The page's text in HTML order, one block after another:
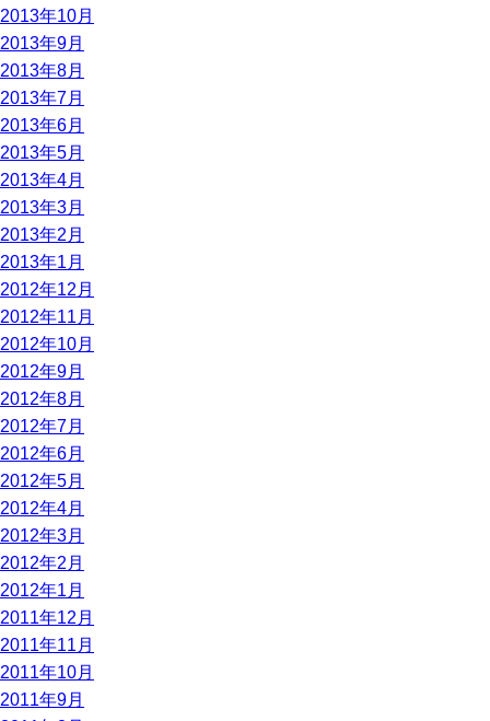
2013年10月
2013年9月
2013年8月
2013年7月
2013年6月
2013年5月
2013年4月
2013年3月
2013年2月
2013年1月
2012年12月
2012年11月
2012年10月
2012年9月
2012年8月
2012年7月
2012年6月
2012年5月
2012年4月
2012年3月
2012年2月
2012年1月
2011年12月
2011年11月
2011年10月
2011年9月